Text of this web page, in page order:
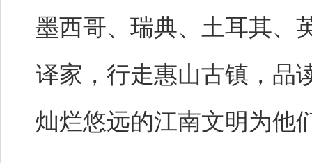
墨西哥、瑞典、土耳其、
译家，行走惠山古镇，品
灿烂悠远的江南文明为他